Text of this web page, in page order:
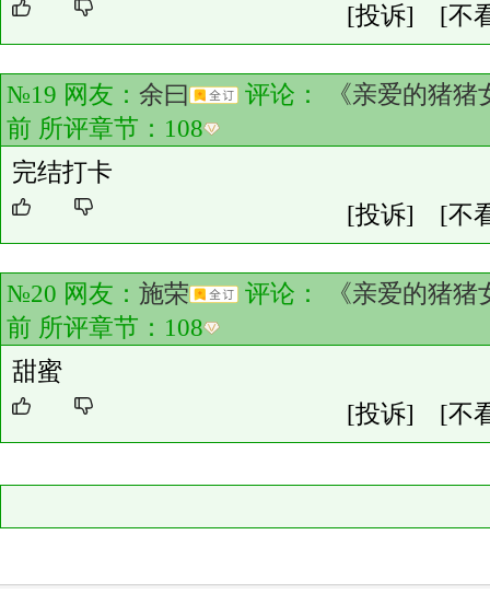
[投诉]
[不
№19 网友： 余曰 评论：
《亲爱的猪猪
前 所评章节： 108
完结打卡
[投诉]
[不
№20 网友： 施荣 评论：
《亲爱的猪猪
前 所评章节： 108
甜蜜
[投诉]
[不